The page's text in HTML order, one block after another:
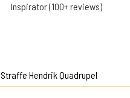
Inspirator (100+ reviews)
Straffe Hendrik Quadrupel